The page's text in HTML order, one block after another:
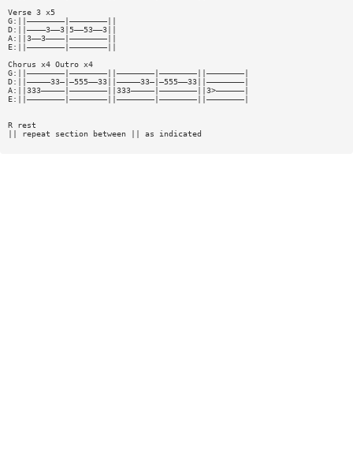
Verse 3 x5
G:||————————|————————||
D:||————3——3|5——53——3||
A:||3——3————|————————||
E:||————————|————————||
Chorus x4 Outro x4
G:||————————|————————||————————|————————||————————|
D:||—————33—|—555——33||—————33—|—555——33||————————|
A:||333—————|————————||333—————|————————||3>——————|
E:||————————|————————||————————|————————||————————|
R rest
|| repeat section between || as indicated